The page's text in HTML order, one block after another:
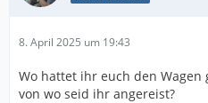
8. April 2025 um 19:43
Wo hattet ihr euch den Wagen
von wo seid ihr angereist?